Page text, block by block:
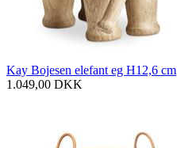
Kay Bojesen elefant eg H12,6 cm
1.049,00 DKK